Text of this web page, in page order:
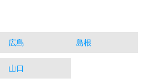
広島 島根
山口